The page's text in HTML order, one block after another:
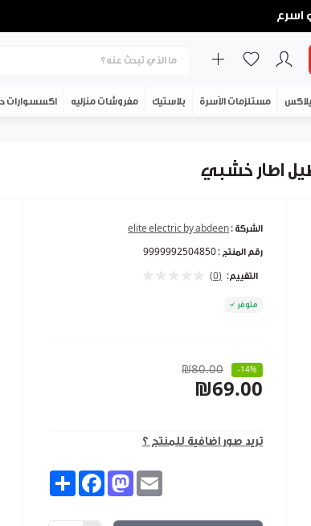
اسرع
مستلزمات الأسرة بلاستيك مفروشات منزليه اكسسوارات
الشركة : elite electric by abdeen
رقم المنتج : 9999992504850
التقييم: (0)
متوفر
₪80.00 -14%
₪69.00
تريد صور اضافية للمنتج ؟
Share FacebookMastodon